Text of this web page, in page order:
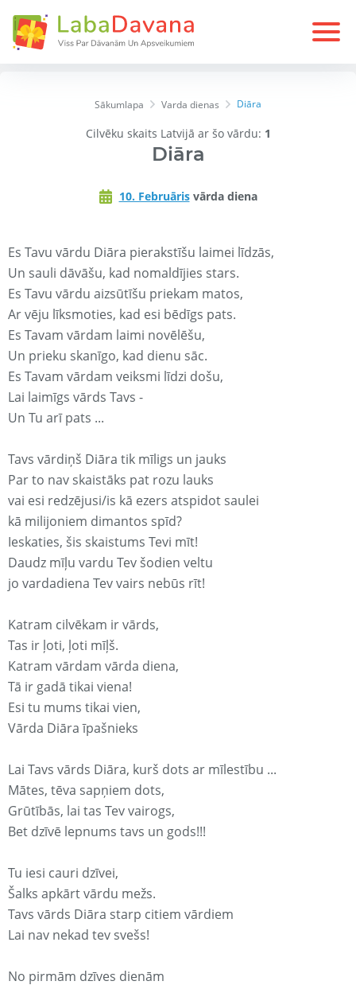
Sākumlapa Varda dienas Diāra
Cilvēku skaits Latvijā ar šo vārdu: 1
Diāra
10. Februārisvārda diena
Es Tavu vārdu Diāra pierakstīšu laimei līdzās,
Un sauli dāvāšu, kad nomaldījies stars.
Es Tavu vārdu aizsūtīšu priekam matos,
Ar vēju līksmoties, kad esi bēdīgs pats.
Es Tavam vārdam laimi novēlēšu,
Un prieku skanīgo, kad dienu sāc.
Es Tavam vārdam veiksmi līdzi došu,
Lai laimīgs vārds Tavs -
Un Tu arī pats ...
Tavs vārdiņš Diāra tik mīligs un jauks
Par to nav skaistāks pat rozu lauks
vai esi redzējusi/is kā ezers atspidot saulei
kā milijoniem dimantos spīd?
Ieskaties, šis skaistums Tevi mīt!
Daudz mīļu vardu Tev šodien veltu
jo vardadiena Tev vairs nebūs rīt!
Katram cilvēkam ir vārds,
Tas ir ļoti, ļoti mīļš.
Katram vārdam vārda diena,
Tā ir gadā tikai viena!
Esi tu mums tikai vien,
Vārda Diāra īpašnieks
Lai Tavs vārds Diāra, kurš dots ar mīlestību ...
Mātes, tēva sapņiem dots,
Grūtībās, lai tas Tev vairogs,
Bet dzīvē lepnums tavs un gods!!!
Tu iesi cauri dzīvei,
Šalks apkārt vārdu mežs.
Tavs vārds Diāra starp citiem vārdiem
Lai nav nekad tev svešs!
No pirmām dzīves dienām